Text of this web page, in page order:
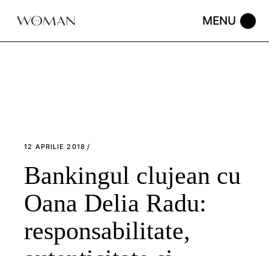
12 APRILIE 2018
Bankingul clujean cu
Oana Delia Radu:
responsabilitate,